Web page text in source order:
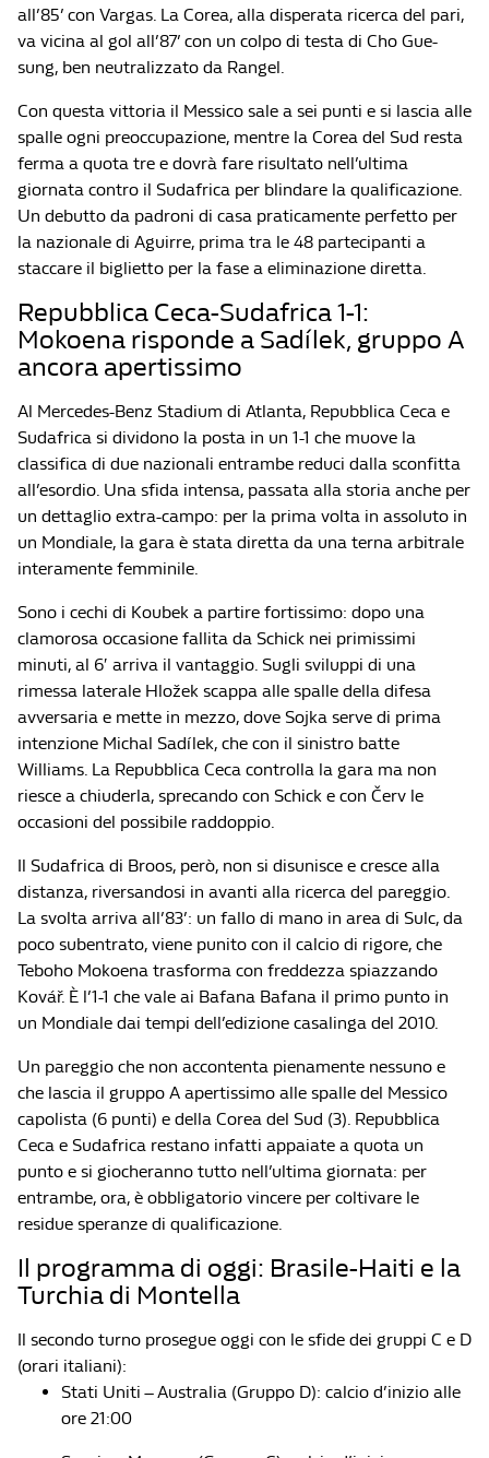
all’85’ con Vargas. La Corea, alla disperata ricerca del pari,
va vicina al gol all’87’ con un colpo di testa di Cho Gue-
sung, ben neutralizzato da Rangel.
Con questa vittoria il Messico sale a sei punti e si lascia alle
spalle ogni preoccupazione, mentre la Corea del Sud resta
ferma a quota tre e dovrà fare risultato nell’ultima
giornata contro il Sudafrica per blindare la qualificazione.
Un debutto da padroni di casa praticamente perfetto per
la nazionale di Aguirre, prima tra le 48 partecipanti a
staccare il biglietto per la fase a eliminazione diretta.
Repubblica Ceca-Sudafrica 1-1:
Mokoena risponde a Sadílek, gruppo A
ancora apertissimo
Al Mercedes-Benz Stadium di Atlanta, Repubblica Ceca e
Sudafrica si dividono la posta in un 1-1 che muove la
classifica di due nazionali entrambe reduci dalla sconfitta
all’esordio. Una sfida intensa, passata alla storia anche per
un dettaglio extra-campo: per la prima volta in assoluto in
un Mondiale, la gara è stata diretta da una terna arbitrale
interamente femminile.
Sono i cechi di Koubek a partire fortissimo: dopo una
clamorosa occasione fallita da Schick nei primissimi
minuti, al 6′ arriva il vantaggio. Sugli sviluppi di una
rimessa laterale Hložek scappa alle spalle della difesa
avversaria e mette in mezzo, dove Sojka serve di prima
intenzione Michal Sadílek, che con il sinistro batte
Williams. La Repubblica Ceca controlla la gara ma non
riesce a chiuderla, sprecando con Schick e con Červ le
occasioni del possibile raddoppio.
Il Sudafrica di Broos, però, non si disunisce e cresce alla
distanza, riversandosi in avanti alla ricerca del pareggio.
La svolta arriva all’83’: un fallo di mano in area di Sulc, da
poco subentrato, viene punito con il calcio di rigore, che
Teboho Mokoena trasforma con freddezza spiazzando
Kovář. È l’1-1 che vale ai Bafana Bafana il primo punto in
un Mondiale dai tempi dell’edizione casalinga del 2010.
Un pareggio che non accontenta pienamente nessuno e
che lascia il gruppo A apertissimo alle spalle del Messico
capolista (6 punti) e della Corea del Sud (3). Repubblica
Ceca e Sudafrica restano infatti appaiate a quota un
punto e si giocheranno tutto nell’ultima giornata: per
entrambe, ora, è obbligatorio vincere per coltivare le
residue speranze di qualificazione.
Il programma di oggi: Brasile-Haiti e la
Turchia di Montella
Il secondo turno prosegue oggi con le sfide dei gruppi C e D
(orari italiani):
Stati Uniti – Australia (Gruppo D): calcio d’inizio alle
ore 21:00